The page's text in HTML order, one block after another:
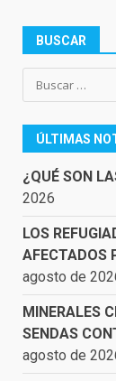
BUSCAR
Buscar:
ÚLTIMAS
¿QUÉ SON
2026
LOS
AFECTADOS
agosto de
MINERALES
SENDAS
agosto de